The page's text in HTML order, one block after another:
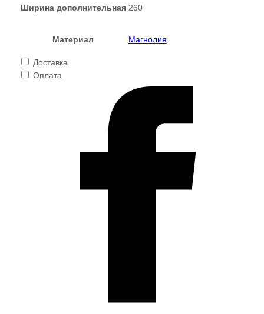
Ширина дополнительная 260
Материал Магнолия
Доставка
Оплата